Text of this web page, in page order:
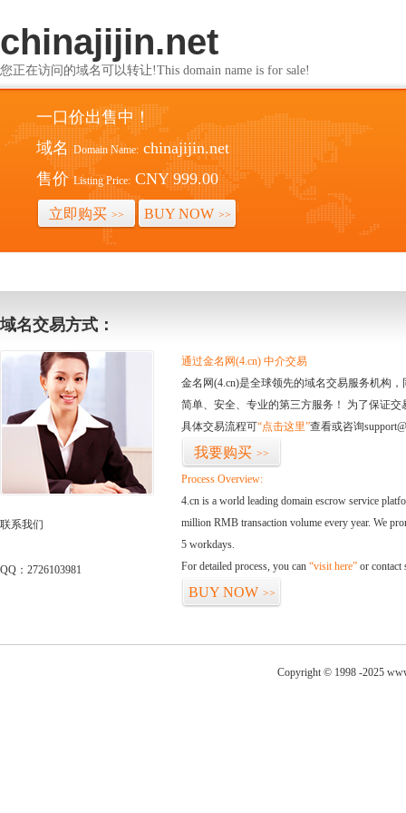
chinajijin.net
您正在访问的域名可以转让!This domain name is for sale!
一口价出售中！
域名 Domain Name: chinajijin.net
售价 Listing Price: CNY 999.00
立即购买 >> BUY NOW >>
域名交易方式：
联系我们
QQ：2726103981
通过金名网(4.cn) 中介交易
金名网(4.cn)是全球领先的域名交易服务机构
简单、安全、专业的第三方服务！ 为了保证
具体交易流程可“点击这里”查看或咨询
我要购买 >>
Process Overview:
4.cn is a world leading domain escrow service
million RMB transaction volume every year. We
5 workdays.
For detailed process, you can “visit here” or contact
BUY NOW >>
Copyright © 1998 -2025